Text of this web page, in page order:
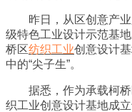
昨日，从区创意产业
级特色工业设计示范基
桥区纺织工业创意设计
中的“尖子生”。
据悉，作为承载柯桥
织工业创意设计基地成